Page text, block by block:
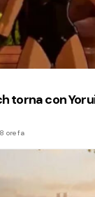
torna con
8 ore fa